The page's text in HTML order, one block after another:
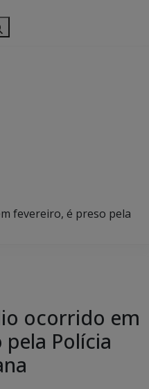
fevereiro, é preso pela
ocorrido em
Polícia